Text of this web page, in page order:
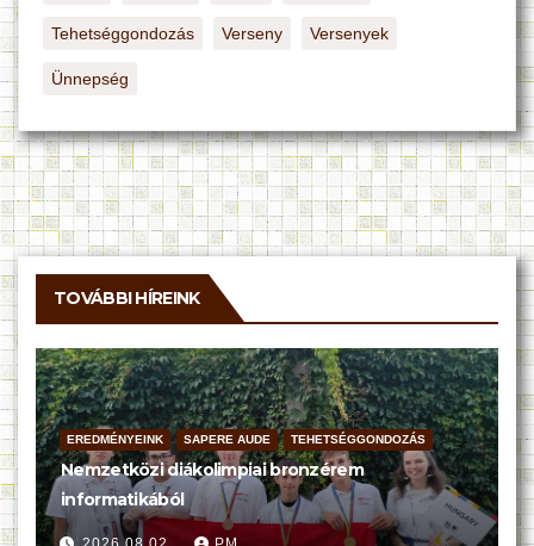
Tehetséggondozás Verseny Versenyek
Ünnepség
TOVÁBBI HÍREINK
EREDMÉNYEINK SAPERE AUDE TEHETSÉGGONDOZÁS
Nemzetközi diákolimpiai bronzérem
informatikából